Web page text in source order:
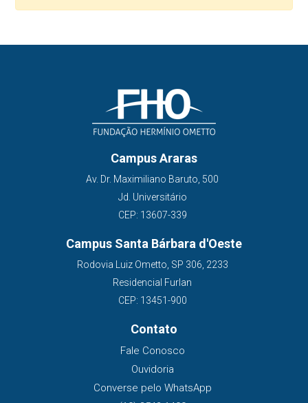
Campus Araras
Av. Dr. Maximiliano Baruto, 500
Jd. Universitário
CEP: 13607-339
Campus Santa Bárbara d'Oeste
Rodovia Luiz Ometto, SP 306, 2233
Residencial Furlan
CEP: 13451-900
Contato
Fale Conosco
Ouvidoria
Converse pelo WhatsApp